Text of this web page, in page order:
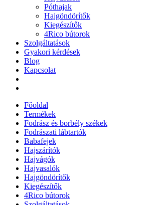
Póthajak
Hajgöndörítők
Kiegészítők
4Rico bútorok
Szolgáltatások
Gyakori kérdések
Blog
Kapcsolat
Főoldal
Termékek
Fodrász és borbély székek
Fodrászati lábtartók
Babafejek
Hajszárítók
Hajvágók
Hajvasalók
Hajgöndörítők
Kiegészítők
4Rico bútorok